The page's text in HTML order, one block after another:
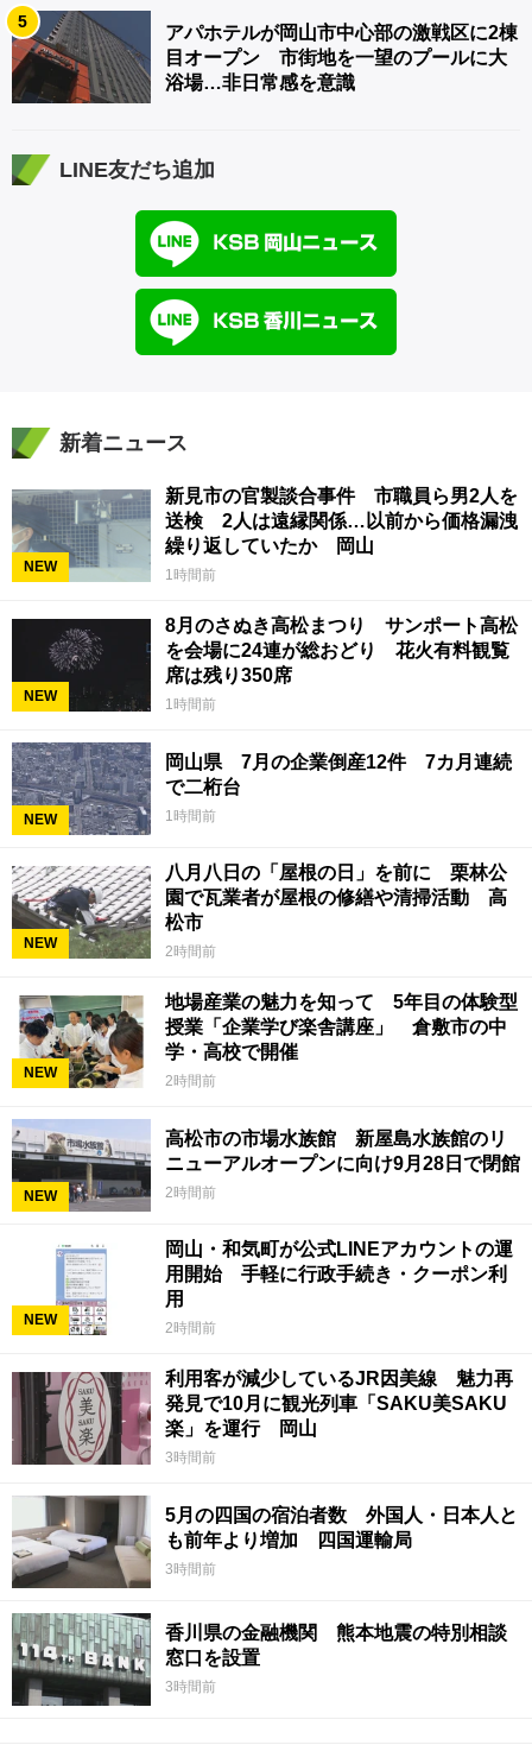
5
アパホテルが岡山市中心部の激戦区に2棟
目オープン 市街地を一望のプールに大
浴場…非日常感を意識
LINE友だち追加
新着ニュース
NEW
新見市の官製談合事件 市職員ら男2人を
送検 2人は遠縁関係…以前から価格漏洩
繰り返していたか 岡山
1時間前
NEW
8月のさぬき高松まつり サンポート高松
を会場に24連が総おどり 花火有料観覧
席は残り350席
1時間前
NEW
岡山県 7月の企業倒産12件 7カ月連続
で二桁台
1時間前
NEW
八月八日の「屋根の日」を前に 栗林公
園で瓦業者が屋根の修繕や清掃活動 高
松市
2時間前
NEW
地場産業の魅力を知って 5年目の体験型
授業「企業学び楽舎講座」 倉敷市の中
学・高校で開催
2時間前
NEW
高松市の市場水族館 新屋島水族館のリ
ニューアルオープンに向け9月28日で閉館
2時間前
NEW
岡山・和気町が公式LINEアカウントの運
用開始 手軽に行政手続き・クーポン利
用
2時間前
利用客が減少しているJR因美線 魅力再
発見で10月に観光列車「SAKU美SAKU
楽」を運行 岡山
3時間前
5月の四国の宿泊者数 外国人・日本人と
も前年より増加 四国運輸局
3時間前
香川県の金融機関 熊本地震の特別相談
窓口を設置
3時間前